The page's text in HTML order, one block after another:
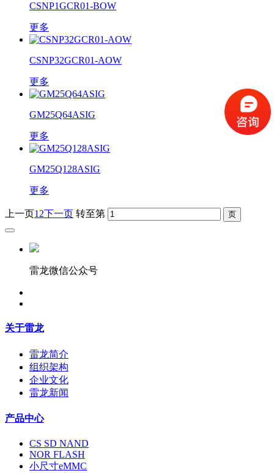
CSNP1GCR01-BOW
更多
CSNP32GCR01-AOW
更多
GM25Q64ASIG
更多
GM25Q128ASIG
更多
上一页1 2下一页 转至第
雷龙微信公众号
关于雷龙
雷龙简介
组织架构
企业文化
雷龙新闻
产品中心
CS SD NAND
NOR FLASH
小尺寸eMMC